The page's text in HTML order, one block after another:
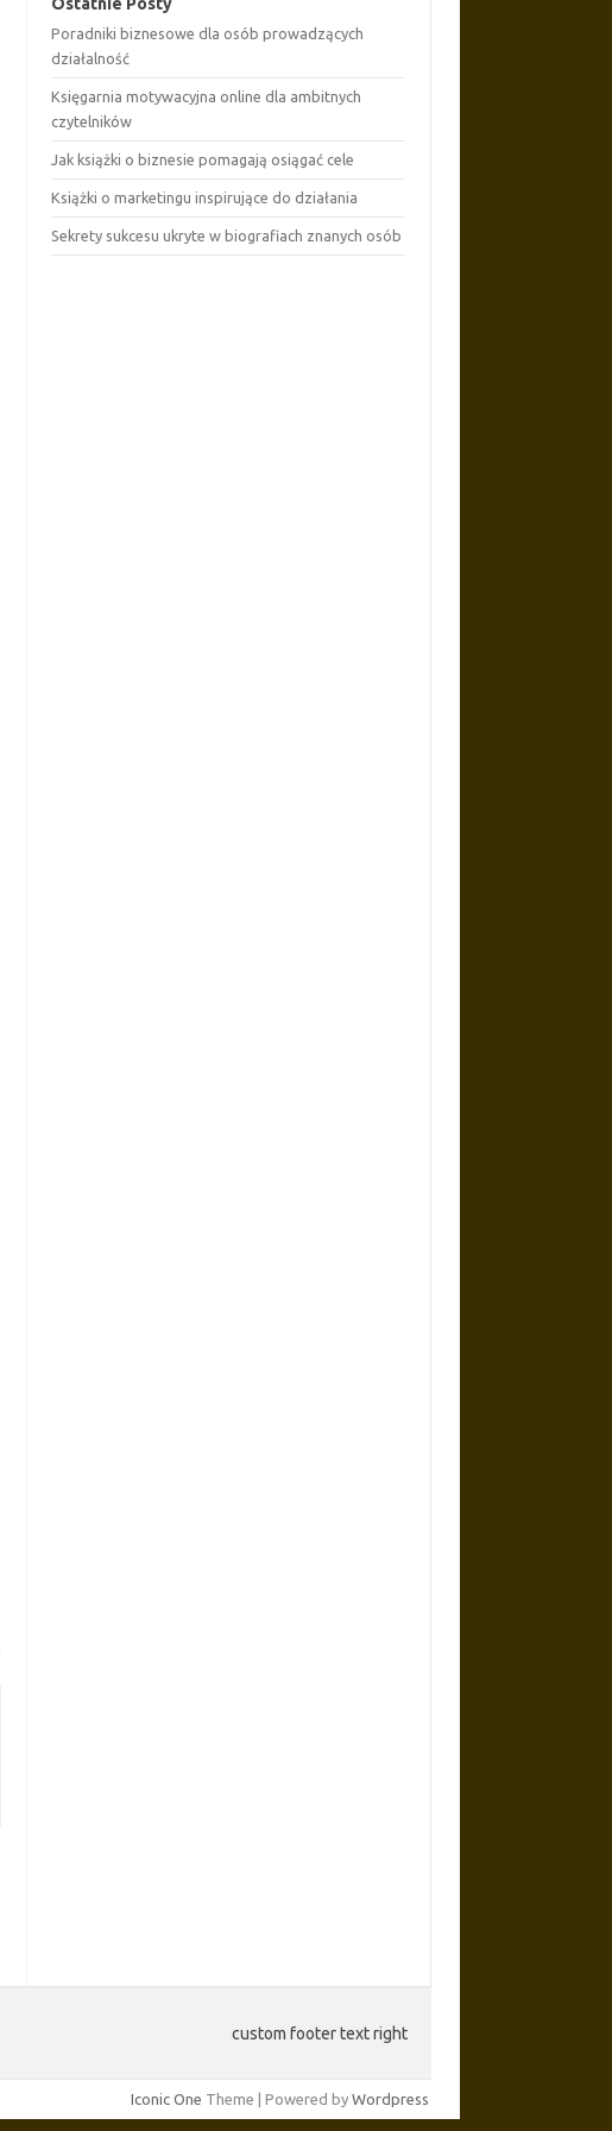
Poradniki biznesowe dla osób prowadzących
działalność
Księgarnia motywacyjna online dla ambitnych
czytelników
Jak książki o biznesie pomagają osiągać cele
Książki o marketingu inspirujące do działania
Sekrety sukcesu ukryte w biografiach znanych osób
custom footer text right
Iconic One Theme | Powered by Wordpress